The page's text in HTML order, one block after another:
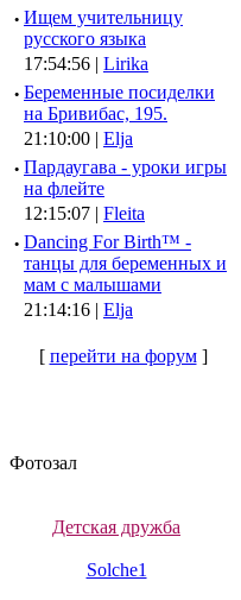
· Ищем учительницу
русского языка
17:54:56 | Lirika
· Беременные посиделки
на Бривибас, 195.
21:10:00 | Elja
· Пардаугава - уроки игры
на флейте
12:15:07 | Fleita
· Dancing For Birth™ -
танцы для беременных и
мам с малышами
21:14:16 | Elja
[ перейти на форум]
Фотозал
Детская дружба
Solche1